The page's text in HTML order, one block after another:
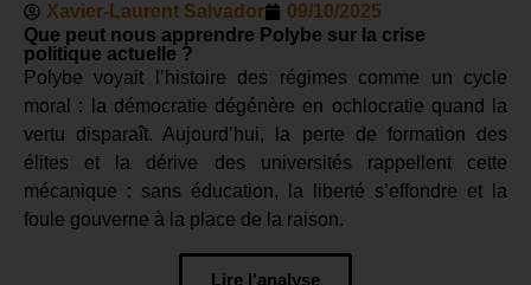
Xavier-Laurent Salvador
09/10/2025
Que peut nous apprendre Polybe sur la crise
politique actuelle ?
Polybe voyait l’histoire des régimes comme un cycle
moral : la démocratie dégénère en ochlocratie quand la
vertu disparaît. Aujourd’hui, la perte de formation des
élites et la dérive des universités rappellent cette
mécanique : sans éducation, la liberté s’effondre et la
foule gouverne à la place de la raison.
Lire l'analyse